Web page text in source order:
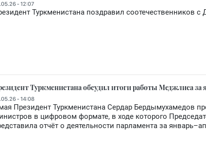
- 12:07
Туркменистана поздравил соотечественников
Туркменистана обсудил итоги работы Меджлиса за
- 14:08
Президент Туркменистана Сердар Бердымухамедов
в цифровом формате, в ходе которого
отчёт о деятельности парламента за